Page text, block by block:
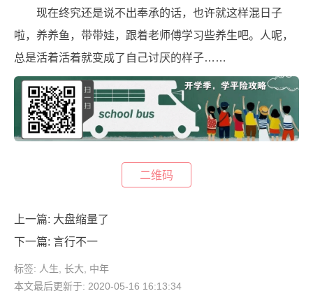
现在终究还是说不出奉承的话，也许就这样混日子
啦，养养鱼，带带娃，跟着老师傅学习些养生吧。人呢，
总是活着活着就变成了自己讨厌的样子……
二维码
上一篇: 大盘缩量了
下一篇: 言行不一
标签: 人生 长大
中年
本文最后更新于: 2020-05-16 16:13:34